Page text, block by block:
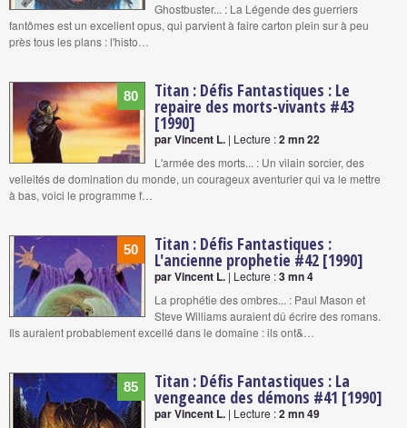
Ghostbuster... : La Légende des guerriers
fantômes est un excellent opus, qui parvient à faire carton plein sur à peu
près tous les plans : l'histo…
80 Titan : Défis Fantastiques : Le
repaire des morts-vivants #43
[1990]
par Vincent L. | Lecture :2 mn 22
L'armée des morts... : Un vilain sorcier, des
velleités de domination du monde, un courageux aventurier qui va le mettre
à bas, voici le programme f…
50 Titan : Défis Fantastiques :
L'ancienne prophetie #42 [1990]
par Vincent L. | Lecture :3 mn 4
La prophétie des ombres... : Paul Mason et
Steve Williams auraient dû écrire des romans.
Ils auraient probablement excellé dans le domaine : ils ont&…
85 Titan : Défis Fantastiques : La
vengeance des démons #41 [1990]
par Vincent L. | Lecture :2 mn 49